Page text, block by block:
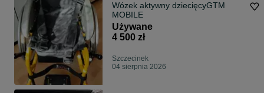
Wózek aktywny dziecięcyGTM
MOBILE
Używane
4 500 zł
Szczecinek
04 sierpnia 2026